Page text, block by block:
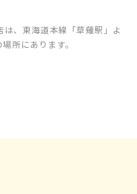
、東海道本線「草薙駅」よ
所にあります。